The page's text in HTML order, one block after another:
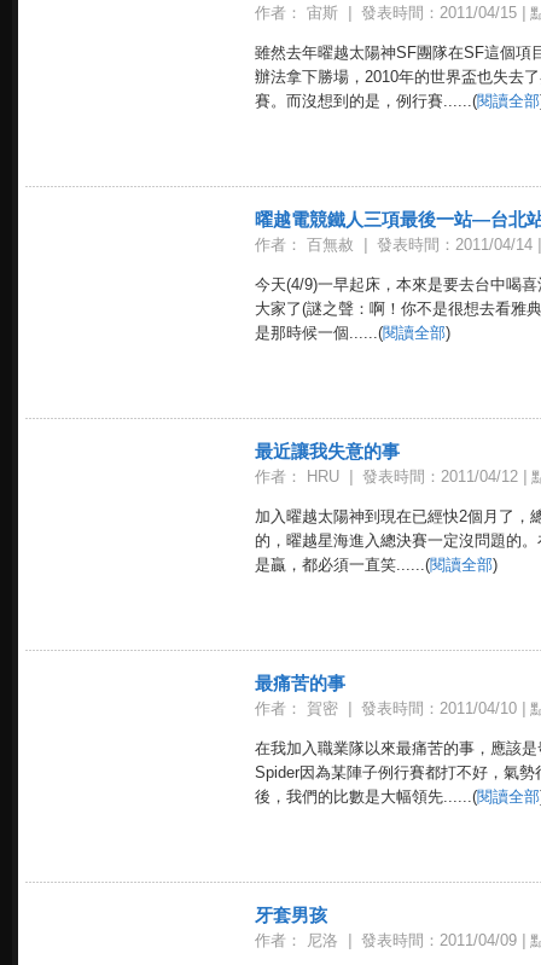
作者： 宙斯 發表時間：2011/04/15
雖然去年曜越太陽神SF團隊在SF這個項
辦法拿下勝場，2010年的世界盃也失去
賽。而沒想到的是，例行賽......(閱讀全部
曜越電競鐵人三項最後一站—台北
作者： 百無赦 發表時間：2011/04/14
今天(4/9)一早起床，本來是要去台中喝
大家了(謎之聲：啊！你不是很想去看雅
是那時候一個......(閱讀全部)
最近讓我失意的事
作者： HRU 發表時間：2011/04/12
加入曜越太陽神到現在已經快2個月了，
的，曜越星海進入總決賽一定沒問題的
是贏，都必須一直笑......(閱讀全部)
最痛苦的事
作者： 賀密 發表時間：2011/04/10
在我加入職業隊以來最痛苦的事，應該
Spider因為某陣子例行賽都打不好，氣
後，我們的比數是大幅領先......(閱讀全部
牙套男孩
作者： 尼洛 發表時間：2011/04/09